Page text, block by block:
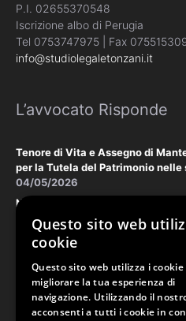
P.I. 02655370548
Iscrizione albo di Perugia
Tel 0753747975 | Fax
info@studiolegaletonzani.it
L’avvocato Risponde
Tenore di Vita e Assegno di
per la Tutela del Patrimonio
04/05/2026
Negoziazione Assistita vs.
tutelare il vostro patrimonio e la
18/03/2026
Law & Disclaimer
Questo sito web
cookie
Questo sito web utilizza i cookie
migliorare la tua esperienza di
navigazione. Utilizzando il
acconsenti a tutti i cookie in